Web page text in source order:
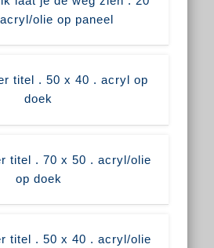
olie op paneel
titel . 50 x 40 . acryl op
doek
titel . 70 x 50 . acryl/olie
op doek
titel . 50 x 40 . acryl/olie